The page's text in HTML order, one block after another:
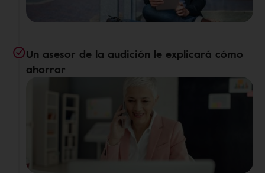
Un asesor de la audición le explicará cómo
ahorrar